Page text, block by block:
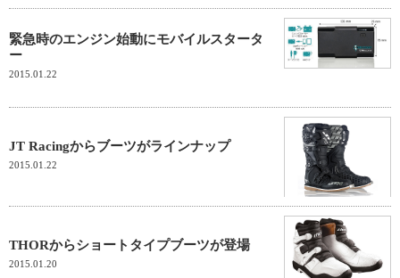
緊急時のエンジン始動にモバイルスタータ
ー
2015.01.22
JT Racingからブーツがラインナップ
2015.01.22
THORからショートタイプブーツが登場
2015.01.20